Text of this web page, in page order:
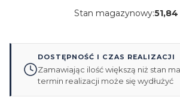
Stan magazynowy:51,84
DOSTĘPNOŚĆ I CZAS REALIZACJI
Zamawiając ilość większą niż stan
termin realizacji może się wydłużyć